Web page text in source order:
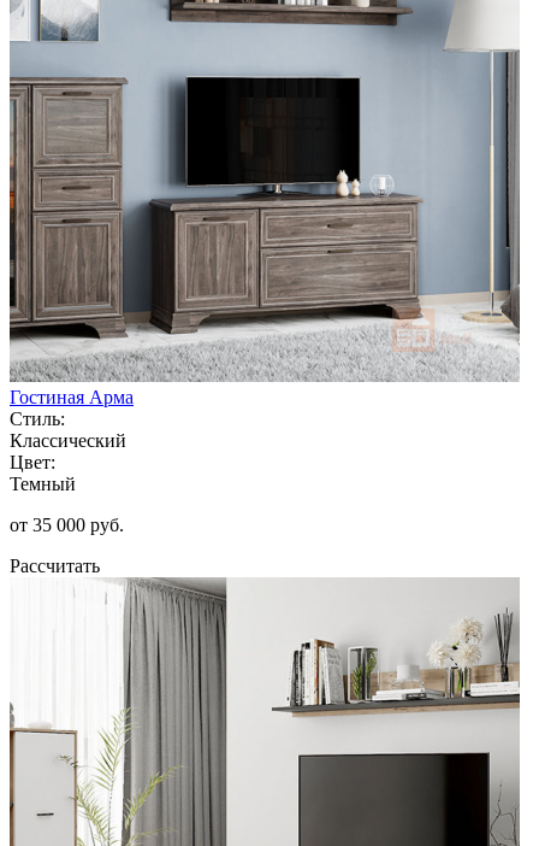
Гостиная Арма
Стиль:
Классический
Цвет:
Темный
от 35 000 руб.
Рассчитать